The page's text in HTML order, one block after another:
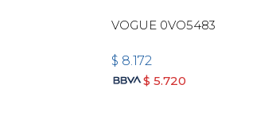
VOGUE 0VO5483
$ 8.172
$ 5.720